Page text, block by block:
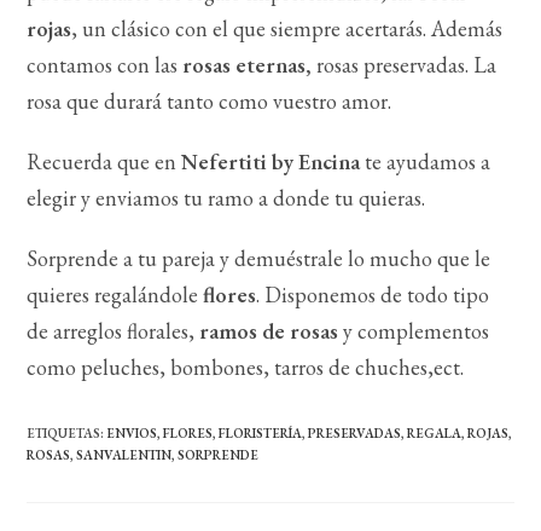
rojas, un clásico con el que siempre acertarás. Además
contamos con las rosas eternas, rosas preservadas. La
rosa que durará tanto como vuestro amor.
Recuerda que enNefertiti by Encinate ayudamos a
elegir y enviamos tu ramo a donde tu quieras.
Sorprende a tu pareja y demuéstrale lo mucho que le
quieres regalándoleflores. Disponemos de todo tipo
de arreglos florales, ramos de rosas y complementos
como peluches, bombones, tarros de chuches,ect.
ETIQUETAS: ENVIOS, FLORES, FLORISTERÍA, PRESERVADAS, REGALA, ROJAS,
ROSAS, SANVALENTIN, SORPRENDE